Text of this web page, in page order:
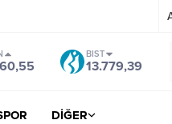
BIST
13.779,39
DİĞER